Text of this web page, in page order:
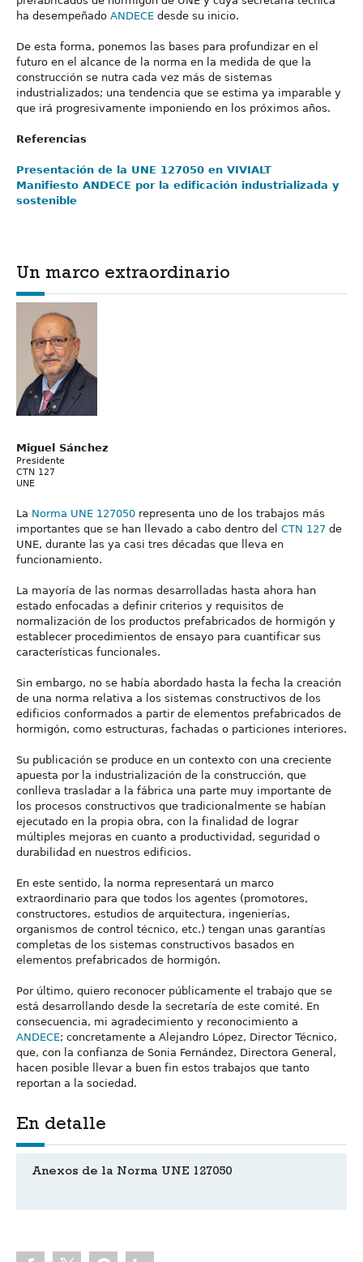
ha desempeñado ANDECE desde su inicio.
De esta forma, ponemos las bases para profundizar en el
futuro en el alcance de la norma en la medida de que la
construcción se nutra cada vez más de sistemas
industrializados; una tendencia que se estima ya imparable y
que irá progresivamente imponiendo en los próximos años.
Referencias
Presentación de la UNE 127050 en VIVIALT
Manifiesto ANDECE por la edificación industrializada y
sostenible
Un marco extraordinario
Miguel Sánchez
Presidente
CTN 127
UNE
La Norma UNE 127050 representa uno de los trabajos más
importantes que se han llevado a cabo dentro del CTN 127 de
UNE, durante las ya casi tres décadas que lleva en
funcionamiento.
La mayoría de las normas desarrolladas hasta ahora han
estado enfocadas a definir criterios y requisitos de
normalización de los productos prefabricados de hormigón y
establecer procedimientos de ensayo para cuantificar sus
características funcionales.
Sin embargo, no se había abordado hasta la fecha la creación
de una norma relativa a los sistemas constructivos de los
edificios conformados a partir de elementos prefabricados de
hormigón, como estructuras, fachadas o particiones interiores.
Su publicación se produce en un contexto con una creciente
apuesta por la industrialización de la construcción, que
conlleva trasladar a la fábrica una parte muy importante de
los procesos constructivos que tradicionalmente se habían
ejecutado en la propia obra, con la finalidad de lograr
múltiples mejoras en cuanto a productividad, seguridad o
durabilidad en nuestros edificios.
En este sentido, la norma representará un marco
extraordinario para que todos los agentes (promotores,
constructores, estudios de arquitectura, ingenierías,
organismos de control técnico, etc.) tengan unas garantías
completas de los sistemas constructivos basados en
elementos prefabricados de hormigón.
Por último, quiero reconocer públicamente el trabajo que se
está desarrollando desde la secretaría de este comité. En
consecuencia, mi agradecimiento y reconocimiento a
ANDECE; concretamente a Alejandro López, Director Técnico,
que, con la confianza de Sonia Fernández, Directora General,
hacen posible llevar a buen fin estos trabajos que tanto
reportan a la sociedad.
En detalle
Anexos de la Norma UNE 127050